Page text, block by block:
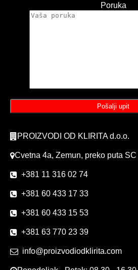
Poruka
PROIZVODI OD KLIRITA d.o.o.
Cvetna 4a, Zemun, preko puta SC
+381 11 316 02 74
+381 60 433 17 33
+381 60 433 15 53
+381 63 770 23 39
info@proizvodiodklirita.com